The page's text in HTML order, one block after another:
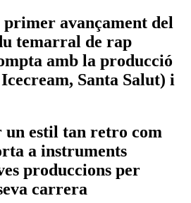
primer avançament del
temarral de rap
amb la producció
Santa Salut) i
un estil tan retro com
a instruments
produccions per
carrera